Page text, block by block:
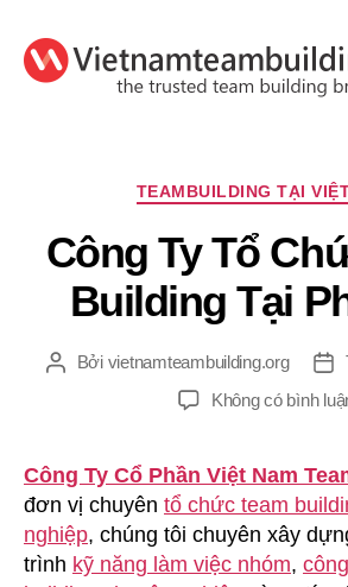
Chuyên
TEAMBUILDING TẠI
Công Ty Tổ
Building Tại
TácBởi vietnamteambuilding.org
đăng
Không có bình
Công Ty Cổ Phần Việt Nam
đơn vị chuyên tổ chức team
nghiệp, chúng tôi chuyên xây
trình kỹ năng làm việc nhóm,